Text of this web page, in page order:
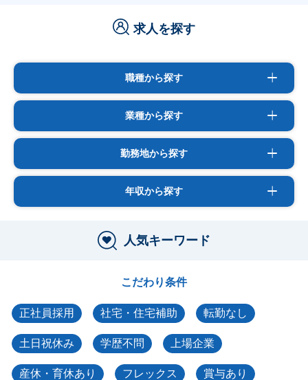
求人を探す
職種から探す
業種から探す
勤務地から探す
年収から探す
人気キーワード
こだわり条件
正社員採用 社宅・住宅補助 転勤なし
土日祝休み 学歴不問 上場企業
産休・育休あり フレックス 賞与あり